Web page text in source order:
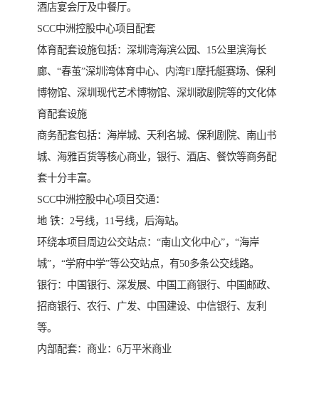
酒店宴会厅及中餐厅。
SCC中洲控股中心项目配套
体育配套设施包括：深圳湾海滨公园、15公里滨海长
廊、“春茧”深圳湾体育中心、内湾F1摩托艇赛场、保利
博物馆、深圳现代艺术博物馆、深圳歌剧院等的文化体
育配套设施
商务配套包括：海岸城、天利名城、保利剧院、南山书
城、海雅百货等核心商业，银行、酒店、餐饮等商务配
套十分丰富。
SCC中洲控股中心项目交通：
地 铁：2号线，11号线，后海站。
环绕本项目周边公交站点：“南山文化中心”，“海岸
城”，“学府中学”等公交站点，有50多条公交线路。
银行：中国银行、深发展、中国工商银行、中国邮政、
招商银行、农行、广发、中国建设、中信银行、友利
等。
内部配套：商业：6万平米商业